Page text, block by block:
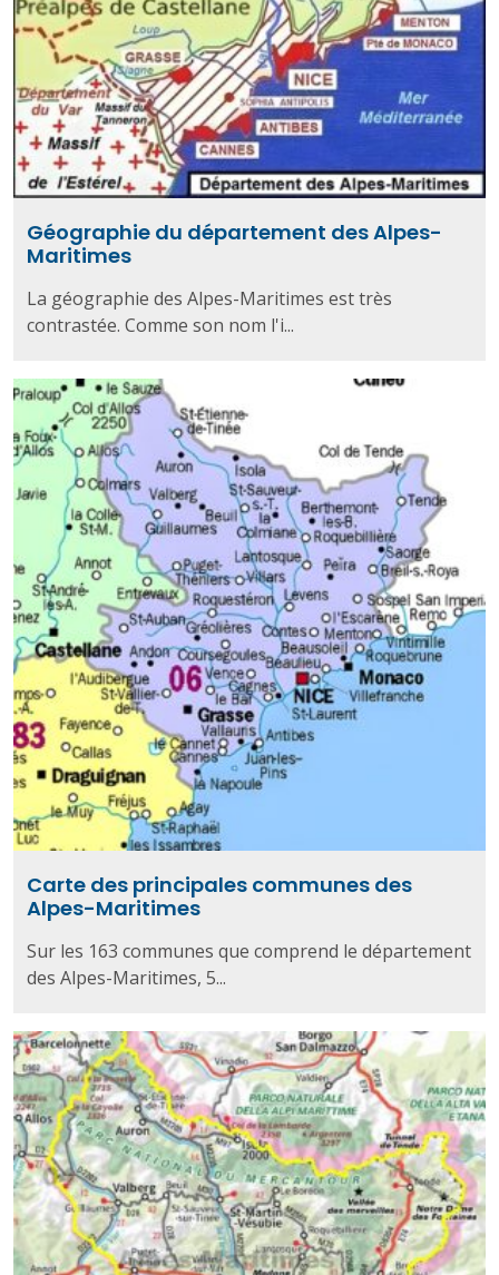
Géographie du département des Alpes-
Maritimes
La géographie des Alpes-Maritimes est très
contrastée. Comme son nom l'i...
Carte des principales communes des
Alpes-Maritimes
Sur les 163 communes que comprend le département
des Alpes-Maritimes, 5...